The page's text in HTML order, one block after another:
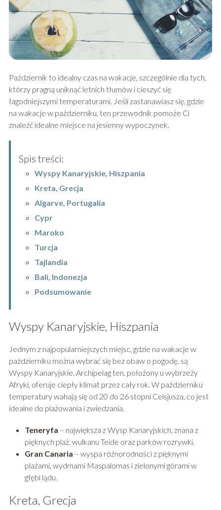
Październik to idealny czas na wakacje, szczególnie dla tych,
którzy pragną uniknąć letnich tłumów i cieszyć się
łagodniejszymi temperaturami. Jeśli zastanawiasz się, gdzie
na wakacje w październiku, ten przewodnik pomoże Ci
znaleźć idealne miejsce na jesienny wypoczynek.
Spis treści:
Wyspy Kanaryjskie, Hiszpania
Kreta, Grecja
Algarve, Portugalia
Cypr
Maroko
Turcja
Tajlandia
Bali, Indonezja
Podsumowanie
Wyspy Kanaryjskie, Hiszpania
Jednym z najpopularniejszych miejsc, gdzie na wakacje w
październiku można wybrać się bez obaw o pogodę, są
Wyspy Kanaryjskie. Archipelag ten, położony u wybrzeży
Afryki, oferuje ciepły klimat przez cały rok. W październiku
temperatury wahają się od 20 do 26 stopni Celsjusza, co jest
idealne do plażowania i zwiedzania.
Teneryfa – największa z Wysp Kanaryjskich, znana z
pięknych plaż, wulkanu Teide oraz parków rozrywki.
Gran Canaria – wyspa różnorodności z pięknymi
plażami, wydmami Maspalomas i zielonymi górami w
głębi lądu.
Kreta, Grecja